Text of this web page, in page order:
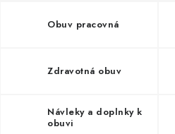
Obchodné podmienky
Zásady
Pravidlá a nastavenia cookies
Obuv pracovná
Zdravotná obuv
Návleky a doplnky k
obuvi